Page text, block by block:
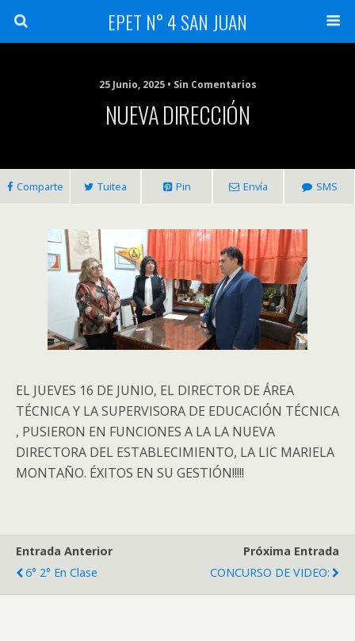
EPET N° 4 SAN JUAN
25 Junio, 2025 • Sin Comentarios
NUEVA DIRECCIÓN
Comparte Tuitea Pin Envía SMS
EL JUEVES 16 DE JUNIO, EL DIRECTOR DE ÁREA
TÉCNICA Y LA SUPERVISORA DE EDUCACIÓN TÉCNICA
, PUSIERON EN FUNCIONES A LA LA NUEVA
DIRECTORA DEL ESTABLECIMIENTO, LA LIC MARIELA
MONTAÑO. ÉXITOS EN SU GESTIÓN!!!!!
Entrada Anterior
6° 2° En Clase
Próxima Entrada
CONCURSO DE VIDEO: